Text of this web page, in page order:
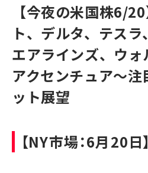
【今夜の米国株6/
ト、デルタ、テスラ
エアラインズ、ウ
アクセンチュア～
ット展望
【NY市場：6月20日】